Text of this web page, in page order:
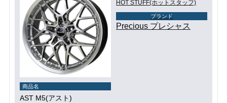
HOT STUFF(ホットスタッフ)
ブランド
Precious プレシャス
商品名
AST M5(アスト)